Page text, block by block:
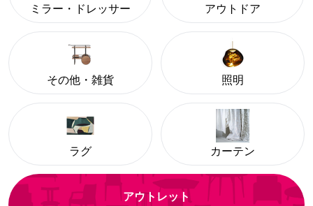
ミラー・ドレッサー アウトドア
その他・雑貨 照明
ラグ カーテン
アウトレット